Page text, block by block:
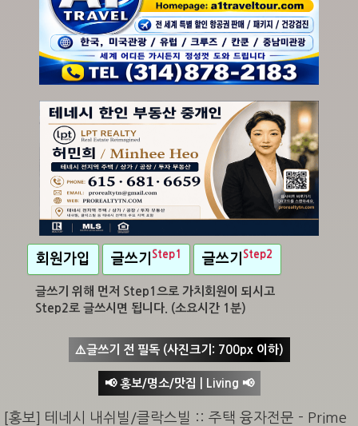
회원가입 글쓰기 Step1 글쓰기 Step2
글쓰기 위해 먼저 Step1으로 가치회원이 되시고
Step2로 글쓰시면 됩니다. (소요시간 1분)
⚠️글쓰기 전 필독 (사진크기: 700px 이하)
📢 홍보/명소/맛집 | Living 📢
[홍보] 테네시 내쉬빌/클락스빌 :: 주택 융자전문 - Prime